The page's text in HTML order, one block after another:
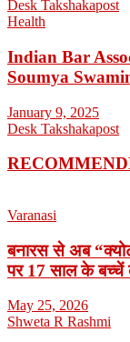
Desk Takshakapost
Health
Indian Bar
Soumya
January 9, 2025
Desk Takshakapost
Varanasi
बनारस से अब
पर 17 साल के बच्चें
May 25, 2026
Shweta R Rashmi